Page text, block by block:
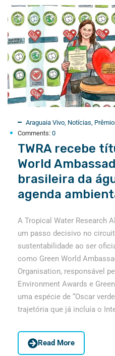
Araguaia Vivo Notícias
Comments: 0
TWRA recebe
World
brasileira da
agenda
A Tropical Water Research
um passo decisivo no
sustentabilidade ao ser
como Green World
Organisation, responsável
Environment Awards e
uma espécie de “Oscar
trajetória que já incluía o
Read More